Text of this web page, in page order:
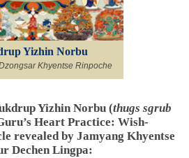
Yizhin Norbu
Khyentse Rinpoche
Yizhin Norbu (thugs sgrub
Heart Practice: Wish-
revealed by Jamyang Khyentse
Dechen Lingpa: